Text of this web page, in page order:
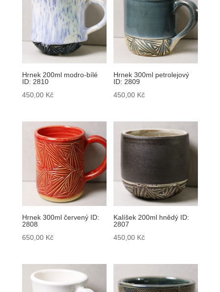
Hrnek 200ml modro-bílé
ID: 2810
450,00 Kč
Hrnek 300ml petrolejový
ID: 2809
450,00 Kč
Hrnek 300ml červený ID:
2808
650,00 Kč
Kalíšek 200ml hnědý ID:
2807
450,00 Kč